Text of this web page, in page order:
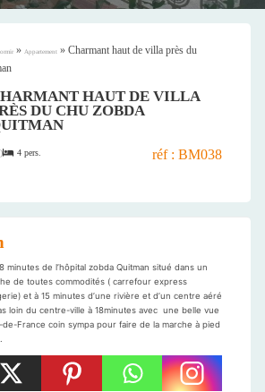
» Appartement » Charmant haut de villa près du
HAUT DE VILLA
DU CHU ZOBDA
) 4 pers. réf : BM038
minutes de l’hôpital zobda Quitman situé dans un
de toutes commodités ( carrefour express
et à 15 minutes d’une rivière et d’un centre aéré
loin du centre-ville à 18minutes avec une belle vue
France coin sympa pour faire de la marche à pied